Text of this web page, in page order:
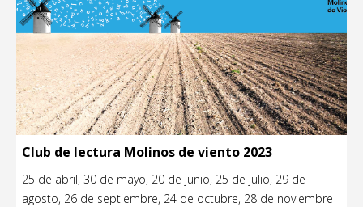
Club de lectura Molinos de viento 2023
25 de abril, 30 de mayo, 20 de junio, 25 de julio, 29 de
agosto, 26 de septiembre, 24 de octubre, 28 de noviembre